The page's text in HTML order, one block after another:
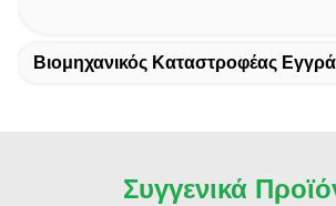
Βιομηχανικός Καταστροφέας
Συγγενικά